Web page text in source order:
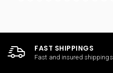
FAST SHIPPINGS
Fast and insured shippings